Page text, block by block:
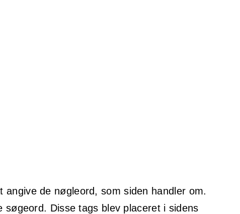
de nøgleord, som siden handler om.
Disse tags blev placeret i sidens